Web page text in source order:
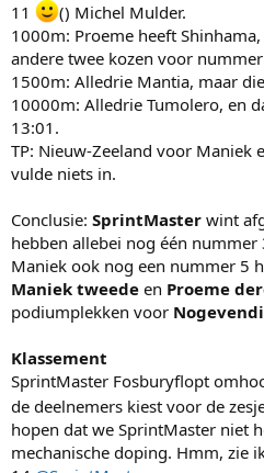
11
() Michel Mulder.
1000m: Proeme heeft
andere twee kozen voor nummer
1500m: Alledrie Mantia, maar
10000m: Alledrie Tumolero, en
13:01.
TP: Nieuw-Zeeland voor Maniek
vulde niets in.
Conclusie: SprintMaster wint
hebben allebei nog één
Maniek ook nog een nummer 5
Maniek tweede en Proeme
podiumplekken voor
Klassement
SprintMaster Fosburyflopt
de deelnemers kiest voor de
hopen dat we SprintMaster niet
mechanische doping. Hmm, zie